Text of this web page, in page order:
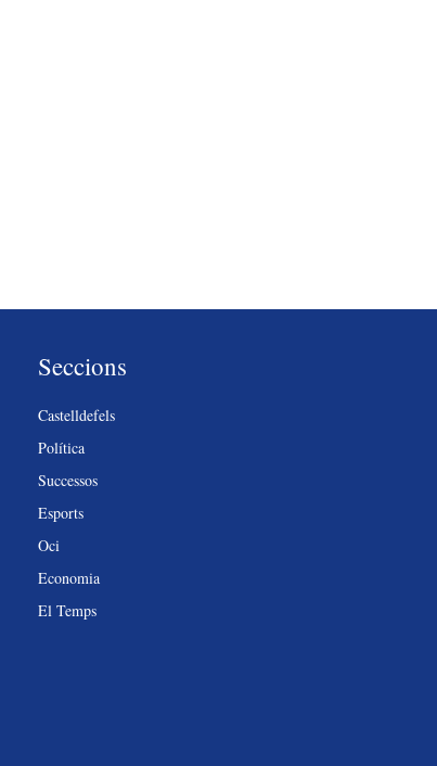
Seccions
Castelldefels
Política
Successos
Esports
Oci
Economia
El Temps